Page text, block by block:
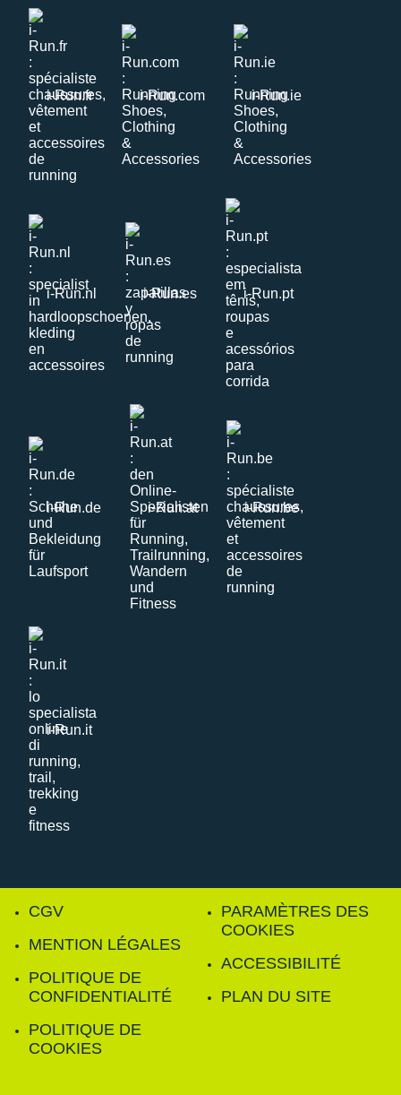
i-Run.fr i-Run.com i-Run.ie
i-Run.nl i-Run.es i-Run.pt
i-Run.de i-Run.at i-Run.be
i-Run.it
CGV
MENTION LÉGALES
POLITIQUE DE
CONFIDENTIALITÉ
POLITIQUE DE
COOKIES
PARAMÈTRES DES
COOKIES
ACCESSIBILITÉ
PLAN DU SITE